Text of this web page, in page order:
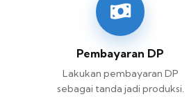
Pembayaran DP
Lakukan pembayaran DP
sebagai tanda jadi produksi.